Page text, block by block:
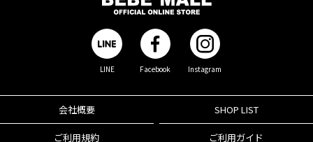
LINE Facebook Instagram
会社概要 SHOP LIST
ご利用規約 ご利用ガイド